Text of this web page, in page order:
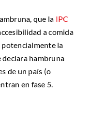
que la IPC
a comida
potencialmente la
declara hambruna
de un país (o
en fase 5.